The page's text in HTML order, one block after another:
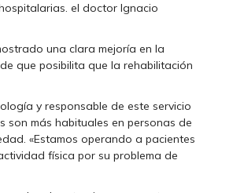
el doctor Ignacio
una clara mejoría en la
que posibilita que la rehabilitación
y responsable de este servicio
son más habituales en personas de
«Estamos operando a pacientes
física por su problema de